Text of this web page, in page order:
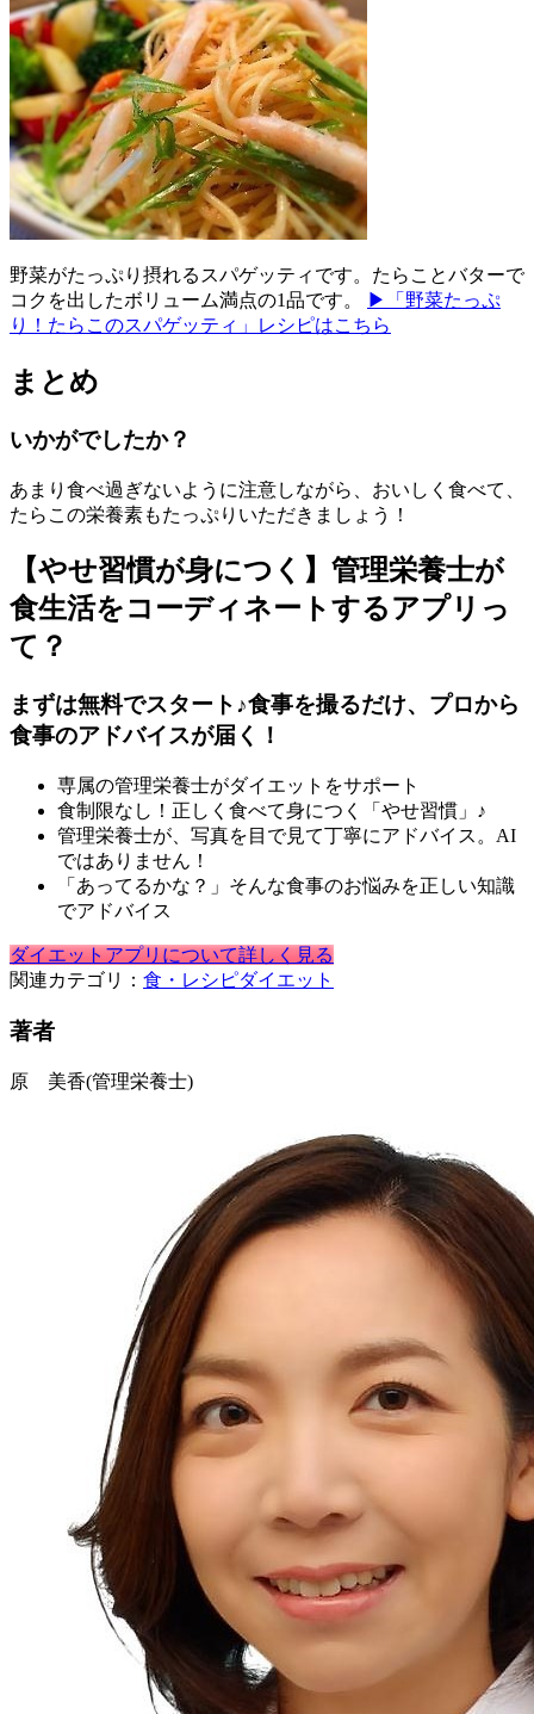
野菜がたっぷり摂れるスパゲッティです。たらことバターで
コクを出したボリューム満点の1品です。
▶「野菜たっぷ
り！たらこのスパゲッティ」レシピはこちら
まとめ
いかがでしたか？
あまり食べ過ぎないように注意しながら、おいしく食べて、
たらこの栄養素もたっぷりいただきましょう！
【やせ習慣が身につく】管理栄養士が
食生活をコーディネートするアプリっ
て？
まずは無料でスタート♪食事を撮るだけ、プロから
食事のアドバイスが届く！
専属の管理栄養士がダイエットをサポート
食制限なし！正しく食べて身につく「やせ習慣」♪
管理栄養士が、写真を目で見て丁寧にアドバイス。AI
ではありません！
「あってるかな？」そんな食事のお悩みを正しい知識
でアドバイス
ダイエットアプリについて詳しく見る
関連カテゴリ： 食・レシピダイエット
著者
原 美香(管理栄養士)